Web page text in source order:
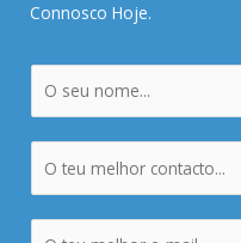
Connosco Hoje.